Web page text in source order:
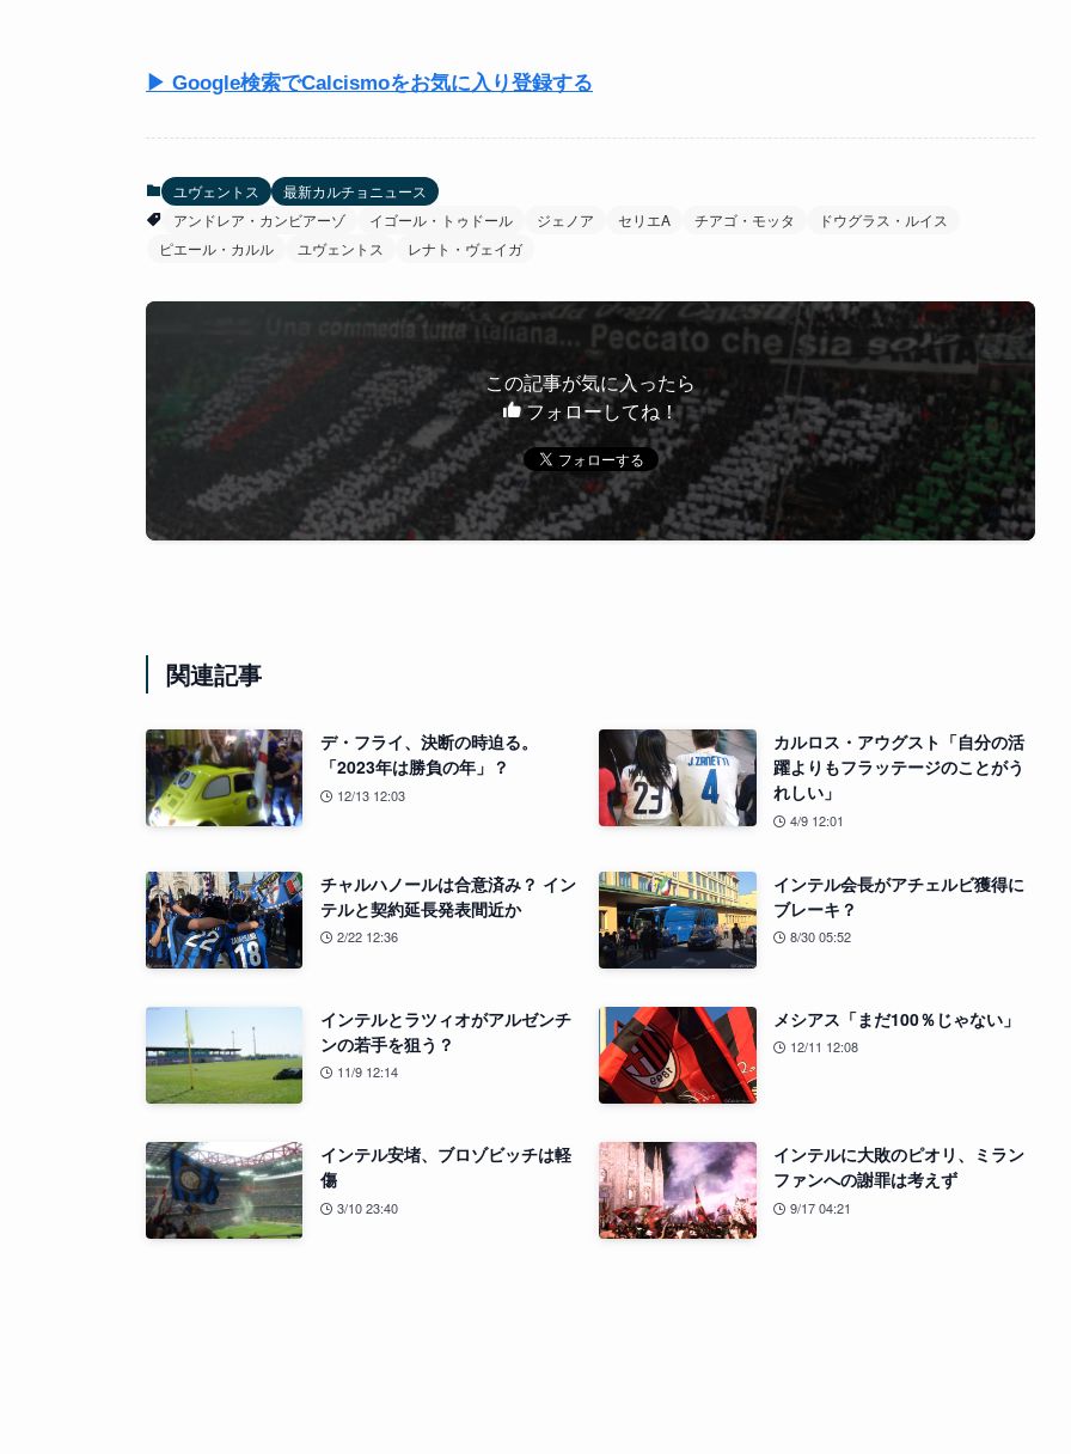
▶ Google検索でCalcismoをお気に入り登録する
ユヴェントス
最新カルチョニュース
アンドレア・カンビアーゾ
イゴール・トゥドール ジェノア セリエA チアゴ・モッタ
ドウグラス・ルイス
ピエール・カルル
ユヴェントス レナト・ヴェイガ
この記事が気に入ったら
フォローしてね！
関連記事
デ・フライ、決断の時迫る。
「2023年は勝負の年」？
12/13 12:03
カルロス・アウグスト「自分の活
躍よりもフラッテージのことがう
れしい」
4/9 12:01
チャルハノールは合意済み？ イン
テルと契約延長発表間近か
2/22 12:36
インテル会長がアチェルビ獲得に
ブレーキ？
8/30 05:52
インテルとラツィオがアルゼンチ
ンの若手を狙う？
11/9 12:14
メシアス「まだ100％じゃない」
12/11 12:08
インテル安堵、ブロゾビッチは軽
傷
3/10 23:40
インテルに大敗のピオリ、ミラン
ファンへの謝罪は考えず
9/17 04:21